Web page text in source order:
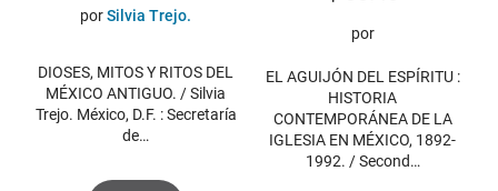
was:
$ 45.10.
is:
$ 30.00.
porSilvia Trejo.
DIOSES, MITOS Y RITOS DEL
MÉXICO ANTIGUO. / Silvia
Trejo. México, D.F. : Secretaría
de…
por
EL AGUIJÓN DEL ESPÍRITU :
HISTORIA
CONTEMPORÁNEA DE LA
IGLESIA EN MÉXICO, 1892-
1992. / Second…